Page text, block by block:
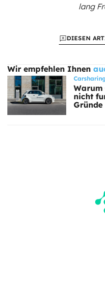
lang
DIESEN
Wir empfehlen Ihnen
Carsharing
nicht
Gründe